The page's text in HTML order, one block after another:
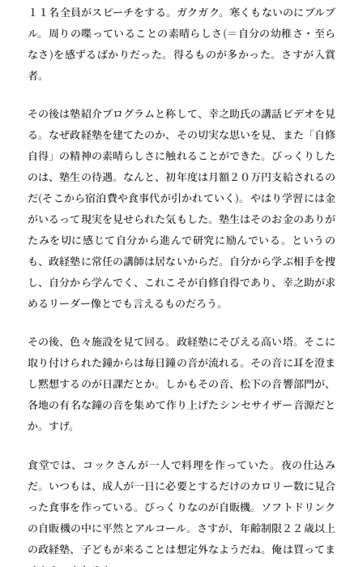
１１名全員がスピーチをする。ガクガク。寒くもないのにブルブ
ル。周りの喋っていることの素晴らしさ(＝自分の幼稚さ・至ら
なさ)を感ずるばかりだった。得るものが多かった。さすが入賞
者。
その後は塾紹介プログラムと称して、幸之助氏の講話ビデオを見
る。なぜ政経塾を建てたのか、その切実な思いを見、また「自修
自得」の精神の素晴らしさに触れることができた。びっくりした
のは、塾生の待遇。なんと、初年度は月額２０万円支給されるの
だ(そこから宿泊費や食事代が引かれていく)。やはり学習には金
がいるって現実を見せられた気もした。塾生はそのお金のありが
たみを切に感じて自分から進んで研究に励んでいる。というの
も、政経塾に常任の講師は居ないからだ。自分から学ぶ相手を捜
し、自分から学んでく、これこそが自修自得であり、幸之助が求
めるリーダー像とでも言えるものだろう。
その後、色々施設を見て回る。政経塾にそびえる高い塔。そこに
取り付けられた鐘からは毎日鐘の音が流れる。その音に耳を澄ま
し黙想するのが日課だとか。しかもその音、松下の音響部門が、
各地の有名な鐘の音を集めて作り上げたシンセサイザー音源だと
か。すげ。
食堂では、コックさんが一人で料理を作っていた。夜の仕込み
だ。いつもは、成人が一日に必要とするだけのカロリー数に見合
った食事を作っている。びっくりなのが自販機。ソフトドリンク
の自販機の中に平然とアルコール。さすが、年齢制限２２歳以上
の政経塾、子どもが来ることは想定外なようだね。俺は買ってま